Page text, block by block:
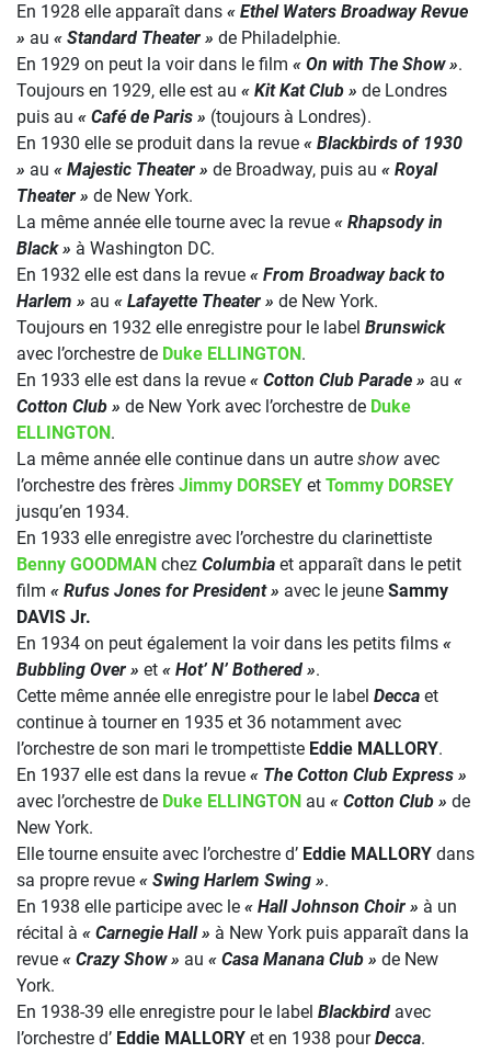
En 1928 elle apparaît dans « Ethel Waters Broadway Revue
» au « Standard Theater » de Philadelphie.
En 1929 on peut la voir dans le film « On with The Show ».
Toujours en 1929, elle est au « Kit Kat Club » de Londres
puis au « Café de Paris » (toujours à Londres).
En 1930 elle se produit dans la revue « Blackbirds of 1930
» au « Majestic Theater » de Broadway, puis au « Royal
Theater » de New York.
La même année elle tourne avec la revue « Rhapsody in
Black » à Washington DC.
En 1932 elle est dans la revue « From Broadway back to
Harlem » au « Lafayette Theater » de New York.
Toujours en 1932 elle enregistre pour le label Brunswick
avec l’orchestre de Duke ELLINGTON.
En 1933 elle est dans la revue « Cotton Club Parade » au «
Cotton Club » de New York avec l’orchestre de Duke
ELLINGTON.
La même année elle continue dans un autre show avec
l’orchestre des frères Jimmy DORSEY et Tommy DORSEY
jusqu’en 1934.
En 1933 elle enregistre avec l’orchestre du clarinettiste
Benny GOODMAN chez Columbia et apparaît dans le petit
film « Rufus Jones for President » avec le jeune Sammy
DAVIS Jr.
En 1934 on peut également la voir dans les petits films «
Bubbling Over » et « Hot’ N’ Bothered ».
Cette même année elle enregistre pour le label Decca et
continue à tourner en 1935 et 36 notamment avec
l’orchestre de son mari le trompettiste Eddie MALLORY.
En 1937 elle est dans la revue « The Cotton Club Express »
avec l’orchestre de Duke ELLINGTON au « Cotton Club » de
New York.
Elle tourne ensuite avec l’orchestre d’ Eddie MALLORY dans
sa propre revue « Swing Harlem Swing ».
En 1938 elle participe avec le « Hall Johnson Choir » à un
récital à « Carnegie Hall » à New York puis apparaît dans la
revue « Crazy Show » au « Casa Manana Club » de New
York.
En 1938-39 elle enregistre pour le label Blackbird avec
l’orchestre d’ Eddie MALLORY et en 1938 pourDecca.